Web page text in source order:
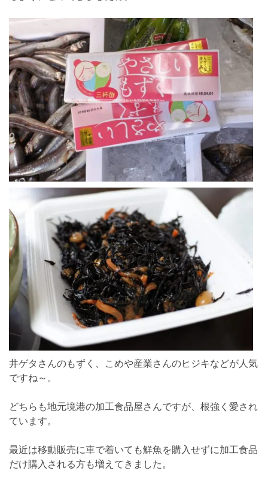
井ゲタさんのもずく、こめや産業さんのヒジキなどが人気
ですね～。
どちらも地元境港の加工食品屋さんですが、根強く愛され
ています。
最近は移動販売に車で着いても鮮魚を購入せずに加工食品
だけ購入される方も増えてきました。